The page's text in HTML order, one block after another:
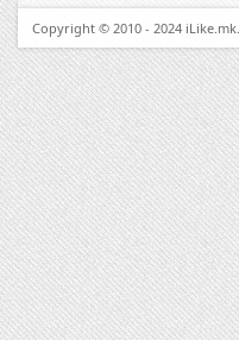
Copyright © 2010 - 2024